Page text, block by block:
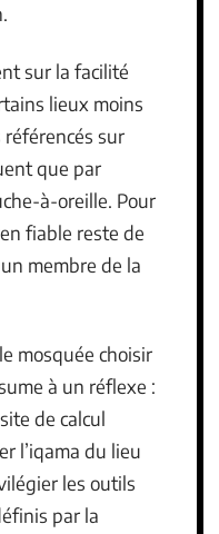
sur la facilité
lieux moins
sur
que par
à-oreille. Pour
fiable reste de
membre de la
mosquée choisir
à un réflexe :
de calcul
l’iqama du lieu
les outils
par la